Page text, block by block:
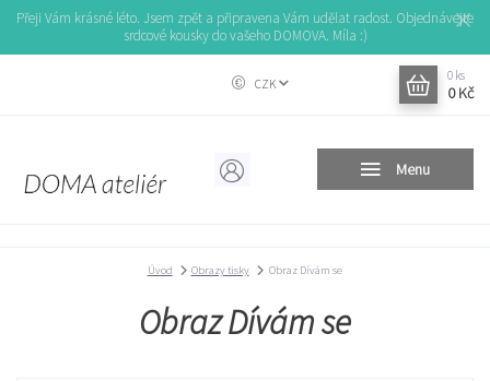
Přeji Vám krásné léto. Jsem zpět a připravena Vám udělat radost. Objednávejte
srdcové kousky do vašeho DOMOVA. Míla :)
Menu
CZK
0 ks
0 Kč
Úvod Obrazy tisky Obraz Dívám se
Obraz Dívám se